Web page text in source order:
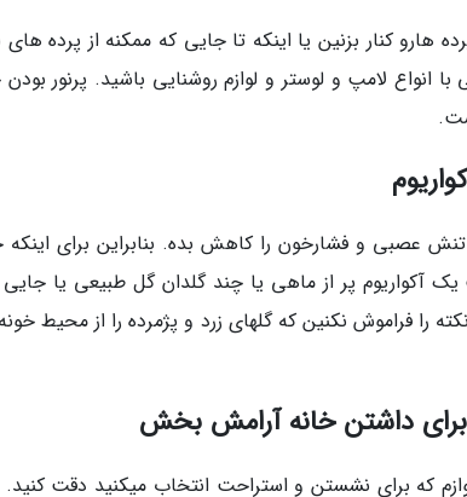
هارو کنار بزنین یا اینکه تا جایی که ممکنه از پرده های
انواع لامپ و لوستر و لوازم روشنایی باشید. پرنور بودن
عصبی و فشارخون را کاهش بده. بنابراین برای اینکه
آکواریوم پر از ماهی یا چند گلدان گل طبیعی یا
را فراموش نکنین که گلهای زرد و پژمرده را از محیط
برای داشتن خانه آرامش بخش
که برای نشستن و استراحت انتخاب میکنید دقت